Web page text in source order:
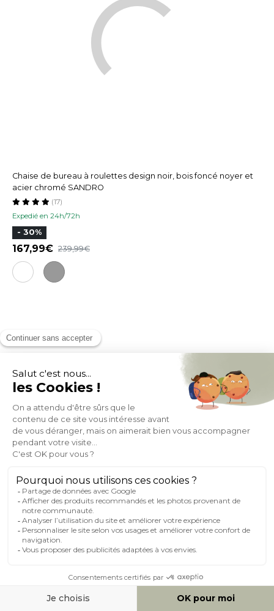
Chaise de bureau à roulettes design noir, bois foncé noyer et
acier chromé SANDRO
Expedié en 24h/72h
(17)
- 30%
167,99 239,99
Chaise de bureau à roulettes design blanc, bois clair et acier